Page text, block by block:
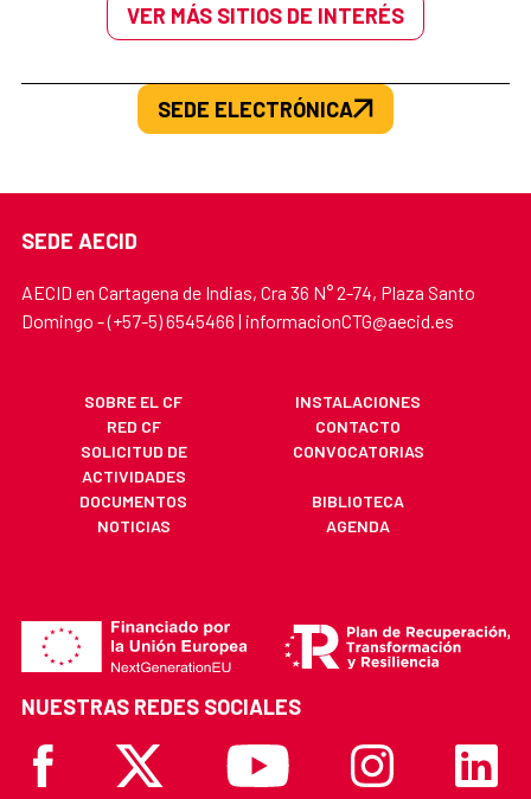
VER MÁS SITIOS DE INTERÉS
SEDE ELECTRÓNICA
SEDE AECID
AECID en Cartagena de Indias, Cra 36 N° 2-74, Plaza Santo
Domingo - (+57-5) 6545466 | informacionCTG@aecid.es
SOBRE EL CF
INSTALACIONES
RED CF
CONTACTO
SOLICITUD DE
ACTIVIDADES
CONVOCATORIAS
DOCUMENTOS
BIBLIOTECA
NOTICIAS
AGENDA
NUESTRAS REDES SOCIALES
Facebook X Youtube Instagram Linkedin